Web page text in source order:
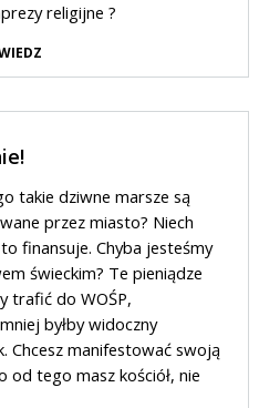
religijne ?
takie dziwne marsze są
przez miasto? Niech
to finansuje. Chyba jesteśmy
świeckim? Te pieniądze
trafić do WOŚP,
byłby widoczny
Chcesz manifestować swoją
od tego masz kościół, nie